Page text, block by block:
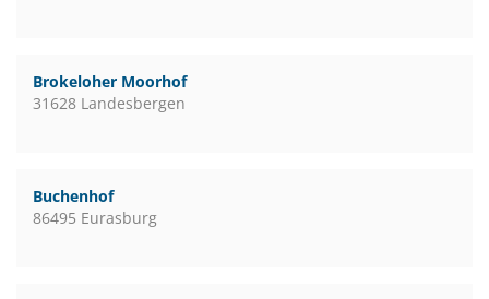
Brokeloher Moorhof
31628 Landesbergen
Buchenhof
86495 Eurasburg